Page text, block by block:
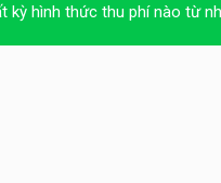
kỳ hình thức thu phí nào từ